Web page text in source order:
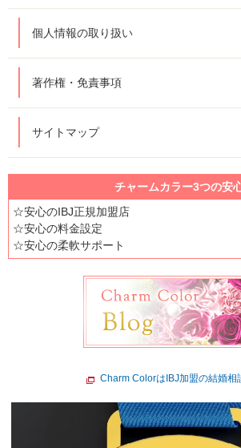
個人情報の取り扱い
著作権・免責事項
サイトマップ
チャームカラー3つの安
☆安心のIBJ正規加盟店
☆安心の料金設定
☆安心の柔軟サポート
Charm ColorはIBJ加盟の結婚相